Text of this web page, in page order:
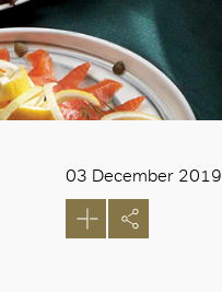
03 December 2019